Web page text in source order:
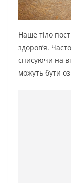
Наше тіло
здоров’я.
списуючи на
можуть бути